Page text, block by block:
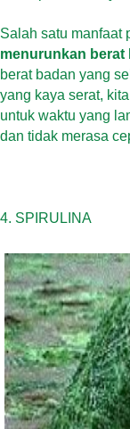
Salah satu manfaat
menurunkan berat
berat badan yang
yang kaya serat,
untuk waktu yang
dan tidak merasa
4. SPIRULINA